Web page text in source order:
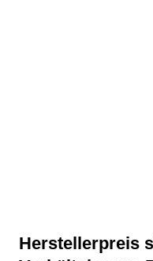
Herstellerpreis